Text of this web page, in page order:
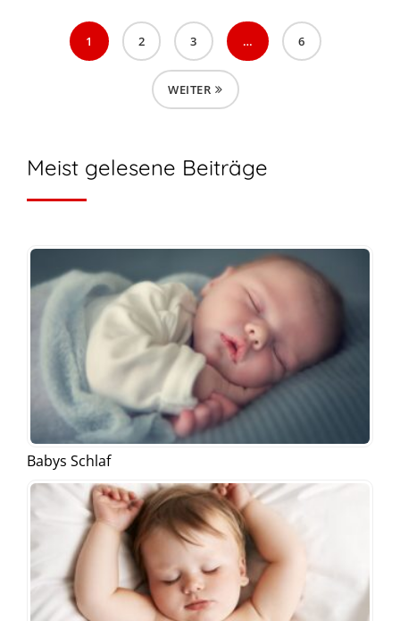
1 2 3 … 6
WEITER
Meist gelesene Beiträge
Babys Schlaf